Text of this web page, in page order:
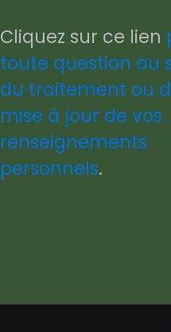
Cliquez sur ce lien
toute question au
du traitement ou
mise à jour de vos
renseignements
personnels.